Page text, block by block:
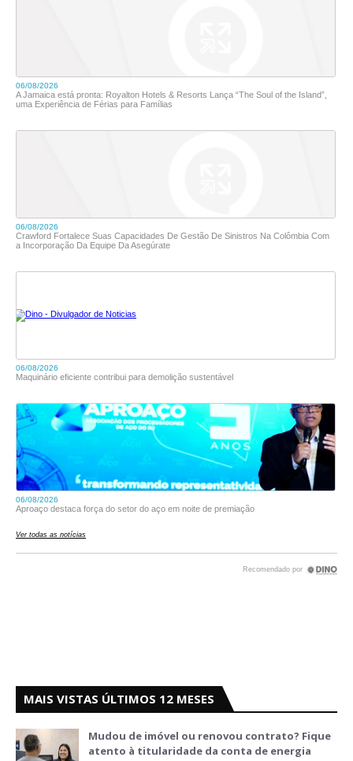
MAIS VISTAS ÚLTIMOS 12 MESES
Mudou de imóvel ou renovou contrato? Fique
atento à titularidade da conta de energia